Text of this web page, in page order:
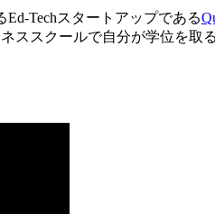
Techスタートアップである
ススクールで自分が学位を取